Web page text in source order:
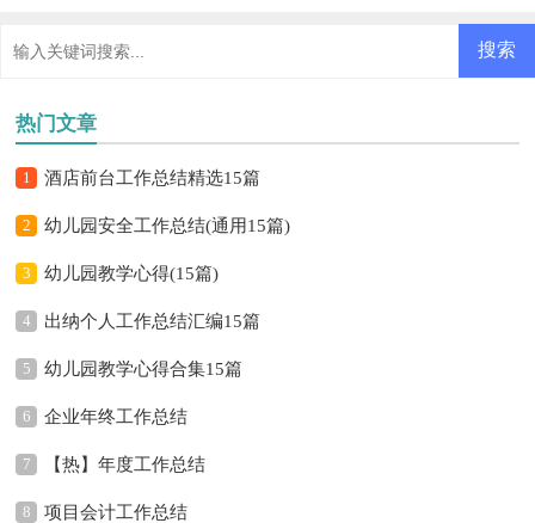
热门文章
1 酒店前台工作总结精选15篇
2 幼儿园安全工作总结(通用15篇)
3 幼儿园教学心得(15篇)
4 出纳个人工作总结汇编15篇
5 幼儿园教学心得合集15篇
6 企业年终工作总结
7 【热】年度工作总结
8 项目会计工作总结